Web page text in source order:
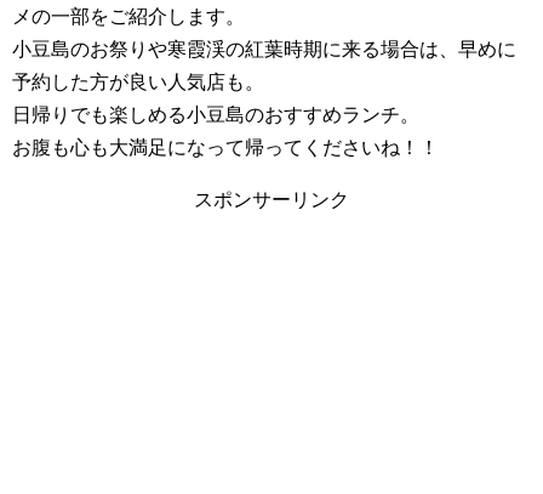
メの一部をご紹介します。
小豆島のお祭りや寒霞渓の紅葉時期に来る場合は、早めに
予約した方が良い人気店も。
日帰りでも楽しめる小豆島のおすすめランチ。
お腹も心も大満足になって帰ってくださいね！！
スポンサーリンク